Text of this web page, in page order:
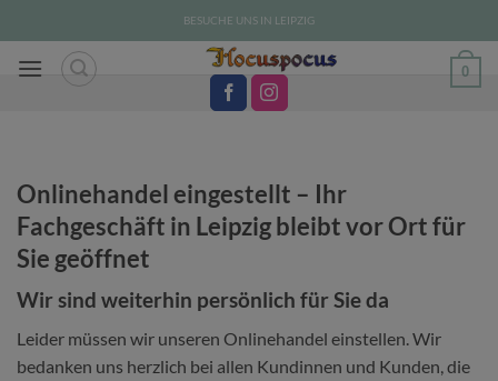
Inhalt
springen
BESUCHE UNS IN LEIPZIG
0
Onlinehandel eingestellt – Ihr
Fachgeschäft in Leipzig bleibt vor Ort für
Sie geöffnet
Wir sind weiterhin persönlich für Sie da
Leider müssen wir unseren Onlinehandel einstellen. Wir
bedanken uns herzlich bei allen Kundinnen und Kunden, die